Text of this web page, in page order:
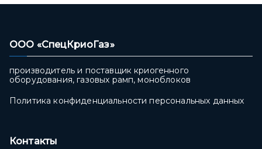
ООО «СпецКриоГаз»
производитель и поставщик криогенного
оборудования, газовых рамп, моноблоков
Политика конфиденциальности персональных данных
Контакты